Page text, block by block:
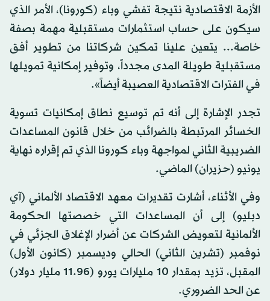
الأزمة الاقتصادية نتيجة تفشي وباء (كورونا)، الأمر الذي
سيكون على حساب استثمارات مستقبلية مهمة بصفة
خاصة... يتعين علينا تمكين شركاتنا من تطوير أفق
مستقبلية طويلة المدى مجدداً، وتوفير إمكانية تمويلها
في الفترات الاقتصادية العصيبة أيضاً».
تجدر الإشارة إلى أنه تم توسيع نطاق إمكانيات تسوية
الخسائر المرتبطة بالضرائب من خلال قانون المساعدات
الضريبية الثاني لمواجهة وباء كورونا الذي تم إقراره نهاية
يونيو (حزيران) الماضي.
وفي الأثناء، أشارت تقديرات معهد الاقتصاد الألماني (آي
دبليو) إلى أن المساعدات التي خصصتها الحكومة
الألمانية لتعويض الشركات عن أضرار الإغلاق الجزئي في
نوفمبر (تشرين الثاني) الحالي وديسمبر (كانون الأول)
المقبل، تزيد بمقدار 10 مليارات يورو (11.96 مليار دولار)
عن الحد الضروري.